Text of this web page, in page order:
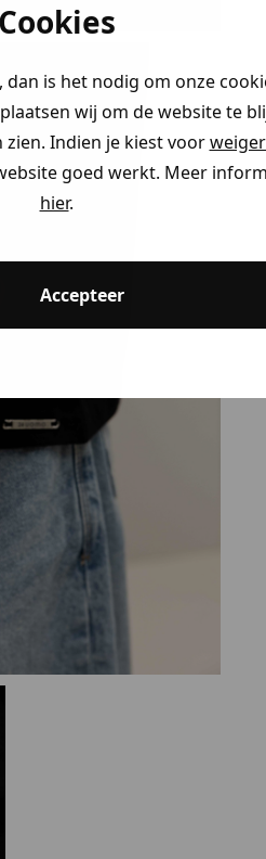
Cookies
is het nodig om onze
wij om de website te
Indien je kiest voor
goed werkt. Meer
hier.
Accepteer